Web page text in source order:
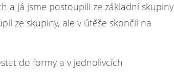
a já jsme postoupili ze základní skupiny
ze skupiny, ale v útěše skončil na
do formy a v jednolivcích